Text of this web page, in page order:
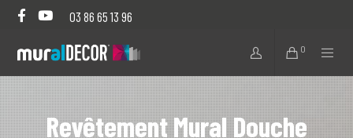
03 86 65 13 96
0
Revêtement Mural Douche